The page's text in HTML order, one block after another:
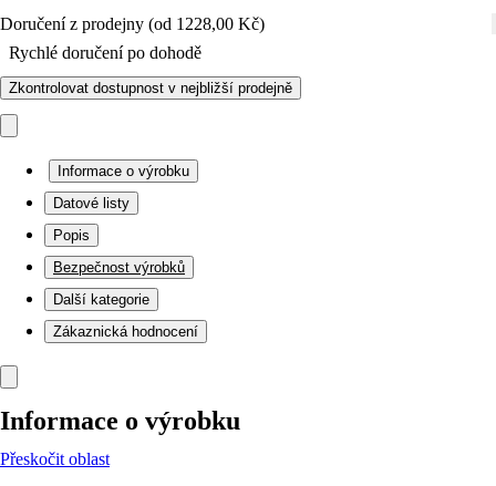
Doručení z prodejny (od 1228,00 Kč)
Rychlé doručení po dohodě
Zkontrolovat dostupnost v nejbližší prodejně
Informace o výrobku
Datové listy
Popis
Bezpečnost výrobků
Další kategorie
Zákaznická hodnocení
Informace o výrobku
Přeskočit oblast